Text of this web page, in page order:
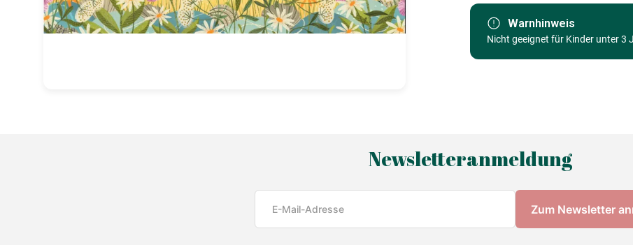
KategorieWarnhinweis
Nicht geeignet für Kinder unter 3
Newsletteranmeldung